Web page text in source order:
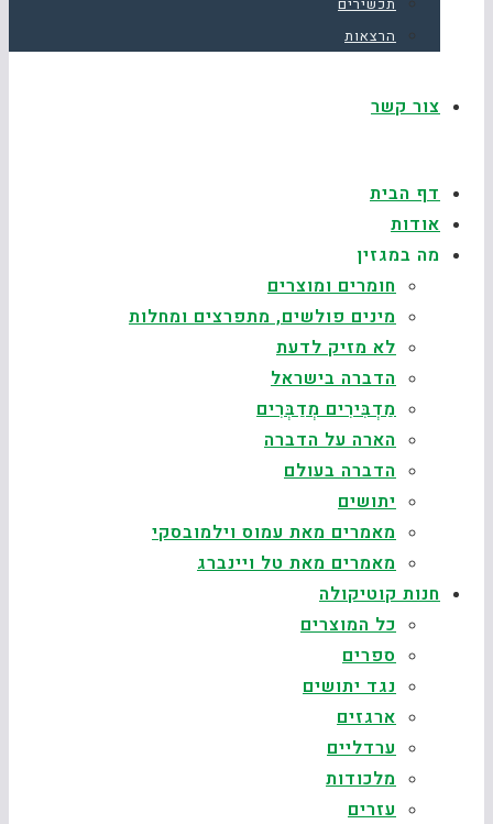
הרצאות
צור קשר
דף הבית
אודות
מה במגזין
חומרים ומוצרים
מינים פולשים, מתפרצים ומחלות
לא מזיק לדעת
הדברה בישראל
מַדְבִּירִים מְדַבְּרִים
הארה על הדברה
הדברה בעולם
יתושים
מאמרים מאת עמוס וילמובסקי
מאמרים מאת טל ויינברג
חנות קוטיקולה
כל המוצרים
ספרים
נגד יתושים
ארגזים
ערדליים
מלכודות
עזרים